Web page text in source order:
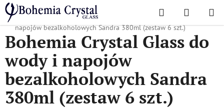
Przejść
do
treści
Szukaj KOSZYK
Home
/ Popularne kolekcje / Sandra
Bohemia Crystal Glass do wody i
napojów bezalkoholowych Sandra 380ml (zestaw 6 szt.)
Bohemia Crystal Glass do
wody i napojów
bezalkoholowych Sandra
380ml (zestaw 6 szt.)